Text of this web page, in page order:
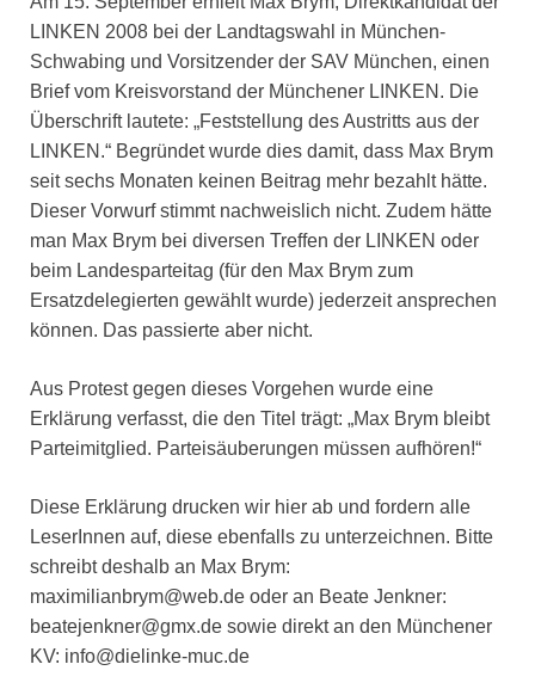
LINKEN 2008 bei der Landtagswahl in München-
Schwabing und Vorsitzender der SAV München, einen
Brief vom Kreisvorstand der Münchener LINKEN. Die
Überschrift lautete: „Feststellung des Austritts aus der
LINKEN.“ Begründet wurde dies damit, dass Max Brym
seit sechs Monaten keinen Beitrag mehr bezahlt hätte.
Dieser Vorwurf stimmt nachweislich nicht. Zudem hätte
man Max Brym bei diversen Treffen der LINKEN oder
beim Landesparteitag (für den Max Brym zum
Ersatzdelegierten gewählt wurde) jederzeit ansprechen
können. Das passierte aber nicht.
Aus Protest gegen dieses Vorgehen wurde eine
Erklärung verfasst, die den Titel trägt: „Max Brym bleibt
Parteimitglied. Parteisäuberungen müssen aufhören!“
Diese Erklärung drucken wir hier ab und fordern alle
LeserInnen auf, diese ebenfalls zu unterzeichnen. Bitte
schreibt deshalb an Max Brym:
maximilianbrym@web.de oder an Beate Jenkner:
beatejenkner@gmx.de sowie direkt an den Münchener
KV: info@dielinke-muc.de